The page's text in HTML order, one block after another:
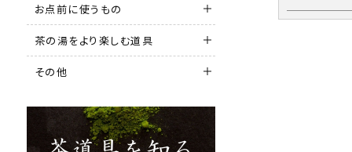
お点前に使うもの
茶の湯をより楽しむ道具
その他